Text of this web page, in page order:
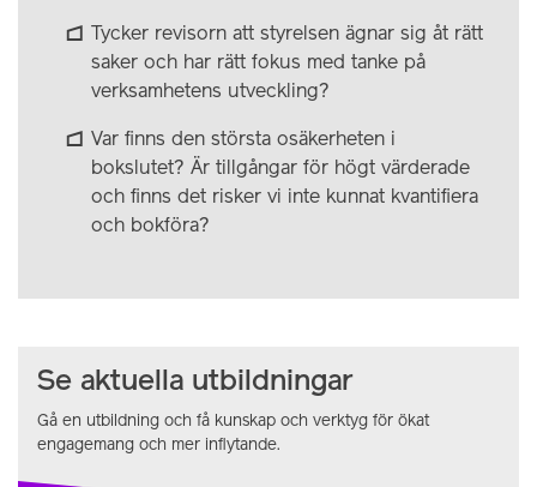
Tycker revisorn att styrelsen ägnar sig åt rätt
saker och har rätt fokus med tanke på
verksamhetens utveckling?
Var finns den största osäkerheten i
bokslutet? Är tillgångar för högt värderade
och finns det risker vi inte kunnat kvantifiera
och bokföra?
Se aktuella utbildningar
Gå en utbildning och få kunskap och verktyg för ökat
engagemang och mer inflytande.